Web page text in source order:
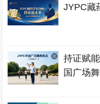
JYPC藏
持证赋
国广场